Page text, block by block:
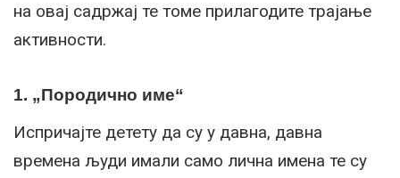
на овај садржај те томе прилагодите трајање
активности.
1. „Породично име“
Испричајте детету да су у давна, давна
времена људи имали само лична имена те су